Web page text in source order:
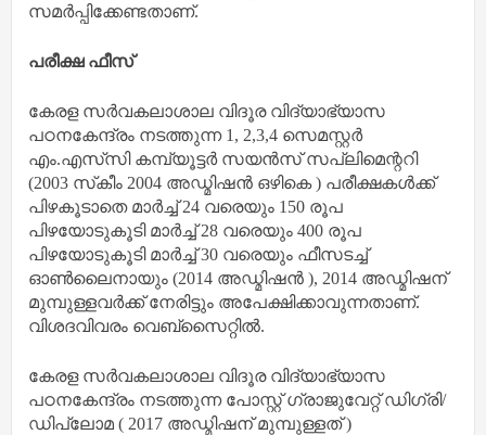
സമര്‍പ്പിക്കേണ്ടതാണ്.
പരീക്ഷ ഫീസ്
കേരള സര്‍വകലാശാല വിദൂര വിദ്യാഭ്യാസ
പഠനകേന്ദ്രം നടത്തുന്ന 1, 2,3,4 സെമസ്റ്റര്‍
എം.എസ്‌സി കമ്പ്യൂട്ടര്‍ സയന്‍സ് സപ്ലിമെന്ററി
(2003 സ്‌കീം 2004 അഡ്മിഷന്‍ ഒഴികെ ) പരീക്ഷകള്‍ക്ക്
പിഴകൂടാതെ മാര്‍ച്ച് 24 വരെയും 150 രൂപ
പിഴയോടുകൂടി മാര്‍ച്ച് 28 വരെയും 400 രൂപ
പിഴയോടുകൂടി മാര്‍ച്ച് 30 വരെയും ഫീസടച്ച്
ഓണ്‍ലൈനായും (2014 അഡ്മിഷന്‍ ), 2014 അഡ്മിഷന്
മുമ്പുള്ളവര്‍ക്ക് നേരിട്ടും അപേക്ഷിക്കാവുന്നതാണ്.
വിശദവിവരം വെബ്‌സൈറ്റില്‍.
കേരള സര്‍വകലാശാല വിദൂര വിദ്യാഭ്യാസ
പഠനകേന്ദ്രം നടത്തുന്ന പോസ്റ്റ് ഗ്രാജുവേറ്റ് ഡിഗ്രി/
ഡിപ്ലോമ ( 2017 അഡ്മിഷന് മുമ്പുള്ളത് )